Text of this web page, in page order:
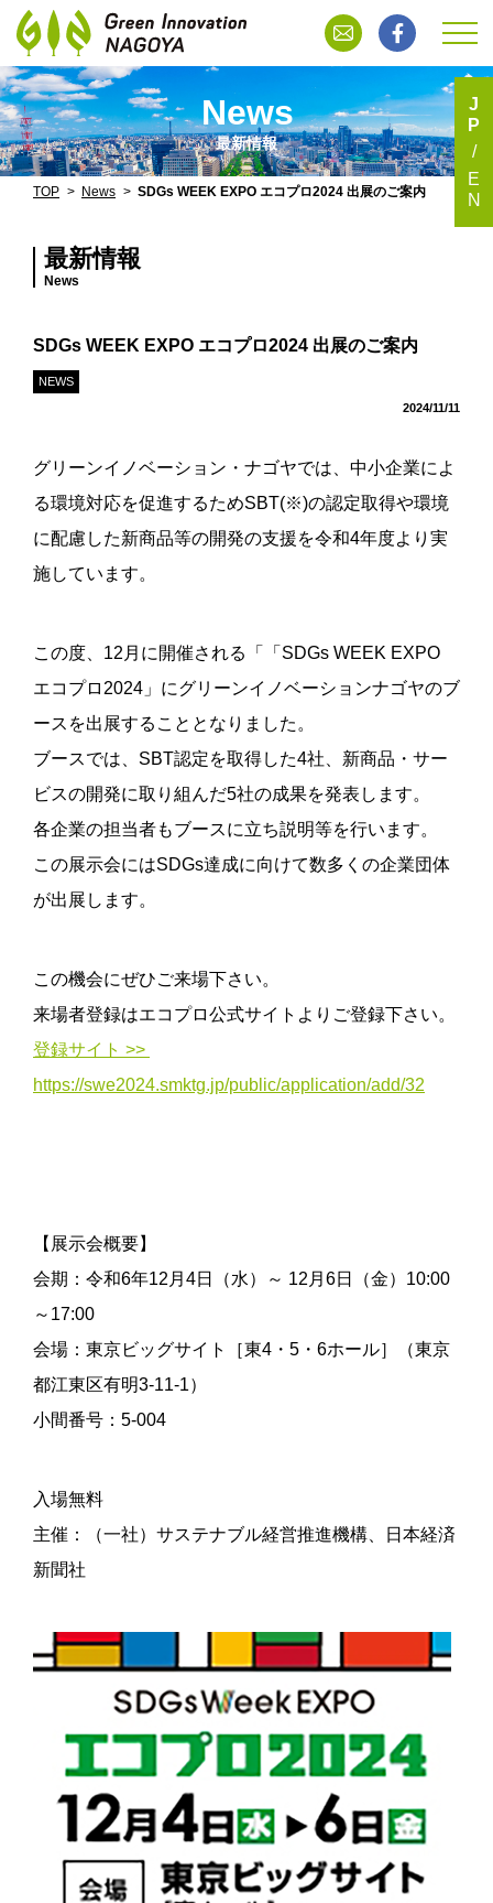
News
最新情報
TOP News SDGs WEEK EXPO エコプロ2024 出展のご案内
最新情報
News
SDGs WEEK EXPO エコプロ2024 出展のご案内
2024/11/11
NEWS
グリーンイノベーション・ナゴヤでは、中小企業によ
る環境対応を促進するためSBT(※)の認定取得や環境
に配慮した新商品等の開発の支援を令和4年度より実
施しています。
この度、12月に開催される「「SDGs WEEK EXPO
エコプロ2024」にグリーンイノベーションナゴヤのブ
ースを出展することとなりました。
ブースでは、SBT認定を取得した4社、新商品・サー
ビスの開発に取り組んだ5社の成果を発表します。
各企業の担当者もブースに立ち説明等を行います。
この展示会にはSDGs達成に向けて数多くの企業団体
が出展します。
この機会にぜひご来場下さい。
来場者登録はエコプロ公式サイトよりご登録下さい。
登録サイト >>
https://swe2024.smktg.jp/public/application/add/32
【展示会概要】
会期：令和6年12月4日（水）～ 12月6日（金）10:00
～17:00
会場：東京ビッグサイト［東4・5・6ホール］（東京
都江東区有明3-11-1）
小間番号：5-004
入場無料
主催：（一社）サステナブル経営推進機構、日本経済
新聞社
J
P
E
N